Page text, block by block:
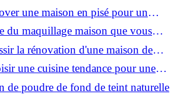
Voironnais ?
une maison en pisé pour un
?
du maquillage maison que vous
?la rénovation d'une maison de
une cuisine tendance pour une
?
de poudre de fond de teint naturelle